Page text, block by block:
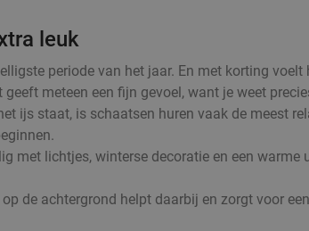
leuk
periode van het jaar. En met korting voelt
meteen een fijn gevoel, want je weet
ijs staat, is schaatsen huren vaak de meest
met lichtjes, winterse decoratie en een
de achtergrond helpt daarbij en zorgt voor